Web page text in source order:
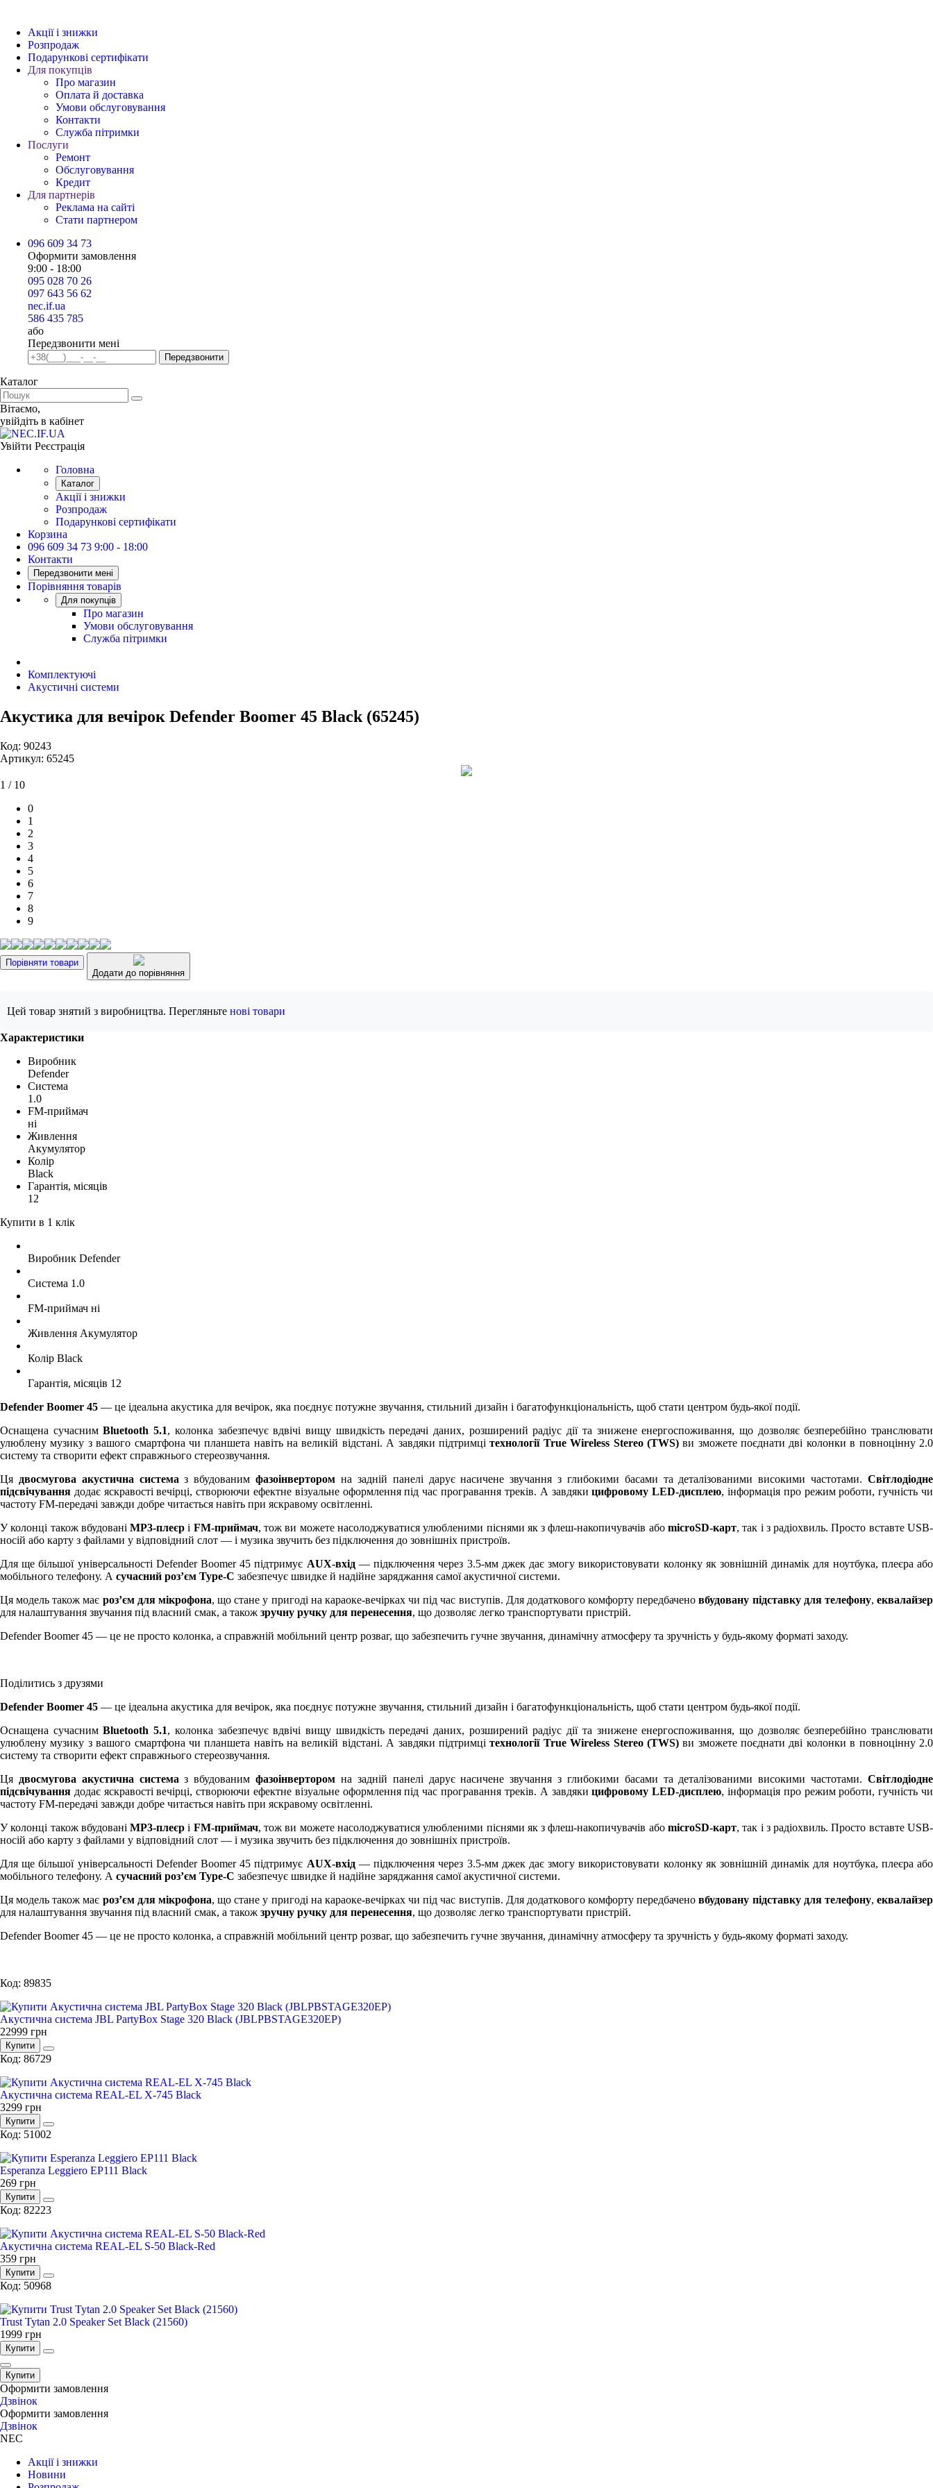
Акції і знижки
Розпродаж
Подарункові сертифікати
Для покупців
Про магазин
Оплата й доставка
Умови обслуговування
Контакти
Служба пітримки
Послуги
Ремонт
Обслуговування
Кредит
Для партнерів
Реклама на сайті
Стати партнером
096 609 34 73
Оформити замовлення
9:00 - 18:00
095 028 70 26
097 643 56 62
nec.if.ua
586 435 785
або
Передзвонити мені
Передзвонити
Каталог
Вiтаємо,
увiйдiть в кабiнет
Увійти Реєстрація
Головна
Каталог
Акції і знижки
Розпродаж
Подарункові сертифікати
Корзина
096 609 34 73 9:00 - 18:00
Контакти
Передзвонити мені
Порівняння товарів
Для покупців
Про магазин
Умови обслуговування
Служба пітримки
Комплектуючі
Акустичні системи
Акустика для вечірок Defender Boomer 45 Black (65245)
Код: 90243
Артикул: 65245
1 / 10
0
1
2
3
4
5
6
7
8
9
Порівняти товари
Додати до порівняння
Цей товар знятий з виробництва. Перегляньте нові товари
Характеристики
Виробник
Defender
Система
1.0
FM-приймач
ні
Живлення
Акумулятор
Колір
Black
Гарантія, місяців
12
Купити в 1 клік
Виробник Defender
Система 1.0
FM-приймач ні
Живлення Акумулятор
Колір Black
Гарантія, місяців 12
Defender Boomer 45 — це ідеальна акустика для вечірок, яка поєднує потужне звучання, стильний дизайн і багатофункціональність, щоб стати центром будь-якої події.
Оснащена сучаснимBluetooth 5.1, колонка забезпечує вдвічі вищу швидкість передачі даних, розширений радіус дії та знижене енергоспоживання, що дозволяє безперебійно транслювати
улюблену музику з вашого смартфона чи планшета навіть на великій відстані. А завдяки підтримцітехнології True Wireless Stereo (TWS)ви зможете поєднати дві колонки в повноцінну 2.0
систему та створити ефект справжнього стереозвучання.
Ця двосмугова акустична система з вбудованимфазоінвертором на задній панелі дарує насичене звучання з глибокими басами та деталізованими високими частотами.Світлодіодне
підсвічування додає яскравості вечірці, створюючи ефектне візуальне оформлення під час програвання треків. А завдякицифровому LED-дисплею, інформація про режим роботи, гучність чи
частоту FM-передачі завжди добре читається навіть при яскравому освітленні.
У колонці також вбудованіMP3-плеєр і FM-приймач, тож ви можете насолоджуватися улюбленими піснями як з флеш-накопичувачів або microSD-карт, так і з радіохвиль. Просто вставте USB-
носій або карту з файлами у відповідний слот — і музика звучить без підключення до зовнішніх пристроїв.
Для ще більшої універсальності Defender Boomer 45 підтримує AUX-вхід— підключення через 3.5-мм джек дає змогу використовувати колонку як зовнішній динамік для ноутбука, плеєра або
мобільного телефону. А сучасний роз’єм Type-C забезпечує швидке й надійне заряджання самої акустичної системи.
Ця модель також має роз’єм для мікрофона, що стане у пригоді на караоке-вечірках чи під час виступів. Для додаткового комфорту передбаченовбудовану підставку для телефону,еквалайзер
для налаштування звучання під власний смак, а також зручну ручку для перенесення, що дозволяє легко транспортувати пристрій.
Defender Boomer 45 — це не просто колонка, а справжній мобільний центр розваг, що забезпечить гучне звучання, динамічну атмосферу та зручність у будь-якому форматі заходу.
Поділитись з друзями
Defender Boomer 45 — це ідеальна акустика для вечірок, яка поєднує потужне звучання, стильний дизайн і багатофункціональність, щоб стати центром будь-якої події.
Оснащена сучаснимBluetooth 5.1, колонка забезпечує вдвічі вищу швидкість передачі даних, розширений радіус дії та знижене енергоспоживання, що дозволяє безперебійно транслювати
улюблену музику з вашого смартфона чи планшета навіть на великій відстані. А завдяки підтримцітехнології True Wireless Stereo (TWS)ви зможете поєднати дві колонки в повноцінну 2.0
систему та створити ефект справжнього стереозвучання.
Ця двосмугова акустична система з вбудованимфазоінвертором на задній панелі дарує насичене звучання з глибокими басами та деталізованими високими частотами.Світлодіодне
підсвічування додає яскравості вечірці, створюючи ефектне візуальне оформлення під час програвання треків. А завдякицифровому LED-дисплею, інформація про режим роботи, гучність чи
частоту FM-передачі завжди добре читається навіть при яскравому освітленні.
У колонці також вбудованіMP3-плеєр і FM-приймач, тож ви можете насолоджуватися улюбленими піснями як з флеш-накопичувачів або microSD-карт, так і з радіохвиль. Просто вставте USB-
носій або карту з файлами у відповідний слот — і музика звучить без підключення до зовнішніх пристроїв.
Для ще більшої універсальності Defender Boomer 45 підтримує AUX-вхід— підключення через 3.5-мм джек дає змогу використовувати колонку як зовнішній динамік для ноутбука, плеєра або
мобільного телефону. А сучасний роз’єм Type-C забезпечує швидке й надійне заряджання самої акустичної системи.
Ця модель також має роз’єм для мікрофона, що стане у пригоді на караоке-вечірках чи під час виступів. Для додаткового комфорту передбаченовбудовану підставку для телефону,еквалайзер
для налаштування звучання під власний смак, а також зручну ручку для перенесення, що дозволяє легко транспортувати пристрій.
Defender Boomer 45 — це не просто колонка, а справжній мобільний центр розваг, що забезпечить гучне звучання, динамічну атмосферу та зручність у будь-якому форматі заходу.
Код: 89835
Акустична система JBL PartyBox Stage 320 Black (JBLPBSTAGE320EP)
22999 грн
Купити
Код: 86729
Акустична система REAL-EL X-745 Black
3299 грн
Купити
Код: 51002
Esperanza Leggiero EP111 Black
269 грн
Купити
Код: 82223
Акустична система REAL-EL S-50 Black-Red
359 грн
Купити
Код: 50968
Trust Tytan 2.0 Speaker Set Black (21560)
1999 грн
Купити
Купити
Оформити замовлення
Дзвiнок
Оформити замовлення
Дзвiнок
NEC
Акції і знижки
Новини